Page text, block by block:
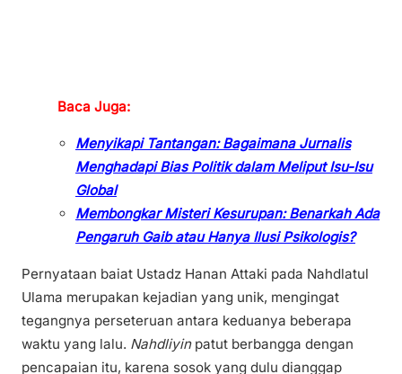
Baca Juga:
Menyikapi Tantangan: Bagaimana Jurnalis
Menghadapi Bias Politik dalam Meliput Isu-Isu
Global
Membongkar Misteri Kesurupan: Benarkah Ada
Pengaruh Gaib atau Hanya Ilusi Psikologis?
Pernyataan baiat Ustadz Hanan Attaki pada Nahdlatul
Ulama merupakan kejadian yang unik, mengingat
tegangnya perseteruan antara keduanya beberapa
waktu yang lalu. Nahdliyinpatut berbangga dengan
pencapaian itu, karena sosok yang dulu dianggap